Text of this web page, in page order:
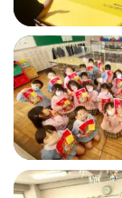
お知ら
フォトギャ